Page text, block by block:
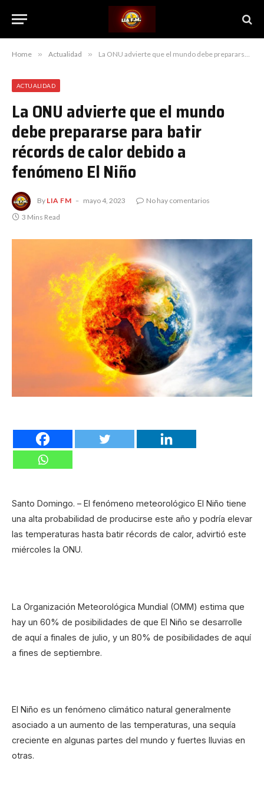
Home » Actualidad » La ONU advierte que el mundo debe prepararse para batir récords de calor debido a fenómeno El Niño
ACTUALIDAD
La ONU advierte que el mundo
debe prepararse para batir
récords de calor debido a
fenómeno El Niño
By LIA FM mayo 4, 2023
No hay comentarios
3 Mins Read
Santo Domingo. – El fenómeno meteorológico El Niño tiene
una alta probabilidad de producirse este año y podría elevar
las temperaturas hasta batir récords de calor, advirtió este
miércoles la ONU.
La Organización Meteorológica Mundial (OMM) estima que
hay un 60% de posibilidades de que El Niño se desarrolle
de aquí a finales de julio, y un 80% de posibilidades de aquí
a fines de septiembre.
El Niño es un fenómeno climático natural generalmente
asociado a un aumento de las temperaturas, una sequía
creciente en algunas partes del mundo y fuertes lluvias en
otras.